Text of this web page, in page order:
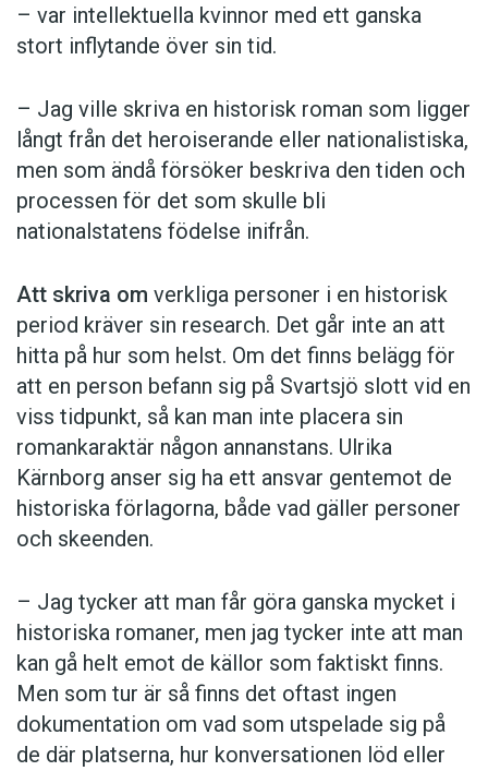
– var intellektuella kvinnor med ett ganska
stort inflytande över sin tid.
– Jag ville skriva en historisk roman som ligger
långt från det heroiserande eller nationalistiska,
men som ändå försöker beskriva den tiden och
processen för det som skulle bli
nationalstatens födelse inifrån.
Att skriva om verkliga personer i en historisk
period kräver sin research. Det går inte an att
hitta på hur som helst. Om det finns belägg för
att en person befann sig på Svartsjö slott vid en
viss tidpunkt, så kan man inte placera sin
romankaraktär någon annanstans. Ulrika
Kärnborg anser sig ha ett ansvar gentemot de
historiska förlagorna, både vad gäller personer
och skeenden.
– Jag tycker att man får göra ganska mycket i
historiska romaner, men jag tycker inte att man
kan gå helt emot de källor som faktiskt finns.
Men som tur är så finns det oftast ingen
dokumentation om vad som utspelade sig på
de där platserna, hur konversationen löd eller